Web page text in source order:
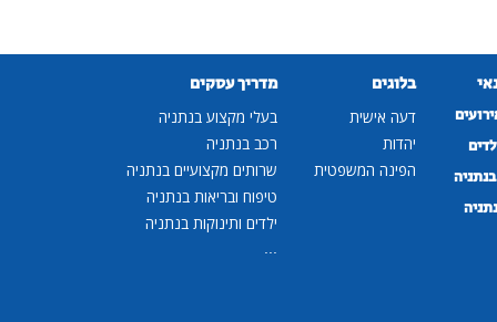
בלוגים
דעה אישית
יהדות
הפינה המשפטית
מדריך עסקים
בעלי מקצוע בנתניה
רכב בנתניה
שרותים מקצועיים בנתניה
טיפוח ובריאות בנתניה
ילדים ותינוקות בנתניה